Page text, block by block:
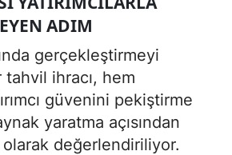
ADIM
gerçekleştirmeyi
tahvil ihracı, hem
güvenini pekiştirme
yaratma açısından
değerlendiriliyor.